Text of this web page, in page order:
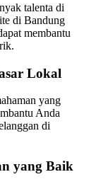
talenta di
di Bandung
membantu
Lokal
yang
Anda
di
yang Baik